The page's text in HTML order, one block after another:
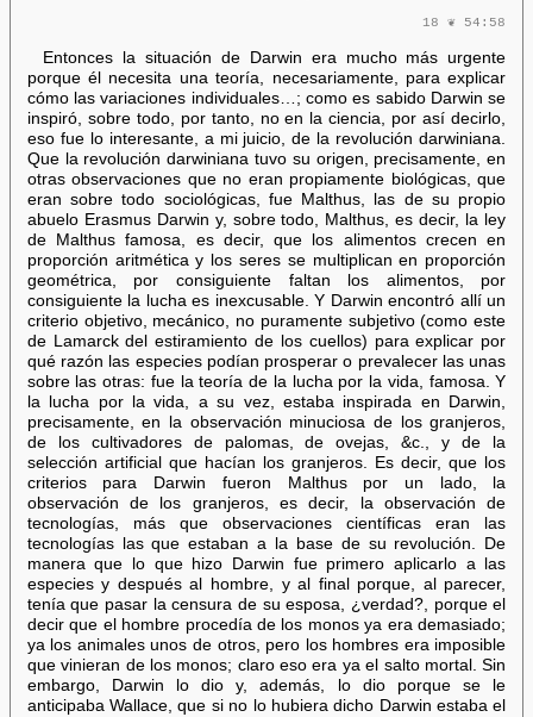
18 ❦ 54:58
Entonces la situación de Darwin era mucho más urgente
porque él necesita una teoría, necesariamente, para explicar
cómo las variaciones individuales…; como es sabido Darwin se
inspiró, sobre todo, por tanto, no en la ciencia, por así decirlo,
eso fue lo interesante, a mi juicio, de la revolución darwiniana.
Que la revolución darwiniana tuvo su origen, precisamente, en
otras observaciones que no eran propiamente biológicas, que
eran sobre todo sociológicas, fue Malthus, las de su propio
abuelo Erasmus Darwin y, sobre todo, Malthus, es decir, la ley
de Malthus famosa, es decir, que los alimentos crecen en
proporción aritmética y los seres se multiplican en proporción
geométrica, por consiguiente faltan los alimentos, por
consiguiente la lucha es inexcusable. Y Darwin encontró allí un
criterio objetivo, mecánico, no puramente subjetivo (como este
de Lamarck del estiramiento de los cuellos) para explicar por
qué razón las especies podían prosperar o prevalecer las unas
sobre las otras: fue la teoría de la lucha por la vida, famosa. Y
la lucha por la vida, a su vez, estaba inspirada en Darwin,
precisamente, en la observación minuciosa de los granjeros,
de los cultivadores de palomas, de ovejas, &c., y de la
selección artificial que hacían los granjeros. Es decir, que los
criterios para Darwin fueron Malthus por un lado, la
observación de los granjeros, es decir, la observación de
tecnologías, más que observaciones científicas eran las
tecnologías las que estaban a la base de su revolución. De
manera que lo que hizo Darwin fue primero aplicarlo a las
especies y después al hombre, y al final porque, al parecer,
tenía que pasar la censura de su esposa, ¿verdad?, porque el
decir que el hombre procedía de los monos ya era demasiado;
ya los animales unos de otros, pero los hombres era imposible
que vinieran de los monos; claro eso era ya el salto mortal. Sin
embargo, Darwin lo dio y, además, lo dio porque se le
anticipaba Wallace, que si no lo hubiera dicho Darwin estaba el